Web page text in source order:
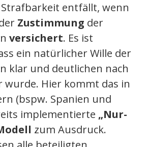
Strafbarkeit entfällt, wenn
Zustimmung der
versichert. Es ist
ein natürlicher Wille der
klar und deutlichen nach
wurde. Hier kommt das in
(bspw. Spanien und
implementierte „Nur-
zum Ausdruck.